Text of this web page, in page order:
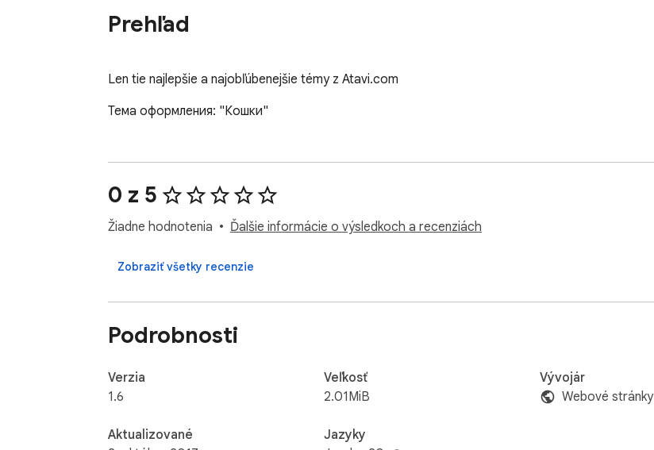
Prehľad
Len tie najlepšie a najobľúbenejšie témy z Atavi.com
Тема оформления: "Кошки"
0 z 5
Žiadne hodnotenia Ďalšie informácie o výsledkoch a recenziách
Zobraziť všetky recenzie
Podrobnosti
Verzia
1.6
Aktualizované
Veľkosť
2.01MiB
Jazyky
Vývojár
Webové stránky